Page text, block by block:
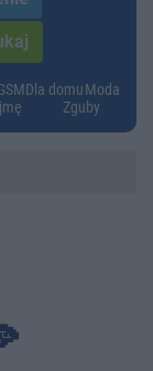
Dla domuModa
Zguby